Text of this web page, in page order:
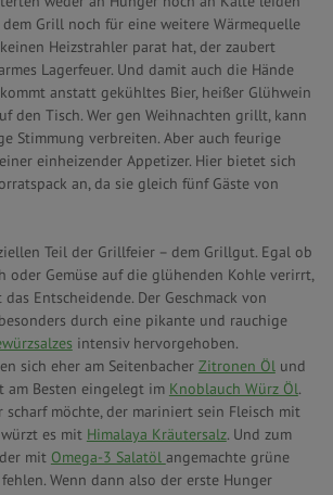
Grill noch für eine weitere Wärmequelle
Heizstrahler parat hat, der zaubert
Lagerfeuer. Und damit auch die Hände
anstatt gekühltes Bier, heißer Glühwein
den Tisch. Wer gen Weihnachten grillt, kann
Stimmung verbreiten. Aber auch feurige
einheizender Appetizer. Hier bietet sich
an, da sie gleich fünf Gäste von
Teil der Grillfeier – dem Grillgut. Egal ob
oder Gemüse auf die glühenden Kohle verirrt,
Entscheidende. Der Geschmack von
durch eine pikante und rauchige
intensiv hervorgehoben.
sich eher am Seitenbacher Zitronen Ölund
am Besten eingelegt im Knoblauch Würz Öl.
scharf möchte, der mariniert sein Fleisch mit
es mit Himalaya Kräutersalz. Und zum
mit Omega-3 Salatöl angemachte grüne
Wenn dann also der erste Hunger